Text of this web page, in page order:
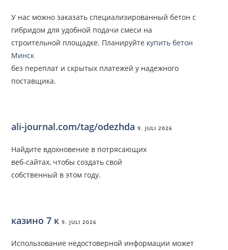
У нас можно заказать специализированный бетон с
гибридом для удобной подачи смеси на
строительной площадке. Планируйте купить бетон
Минск
без переплат и скрытых платежей у надежного
поставщика.
ali-journal.com/tag/odezhda 9. JULI 2026
Найдите вдохновение в потрясающих
веб-сайтах, чтобы создать свой
собственный в этом году.
казино 7 к 9. JULI 2026
Использование недостоверной информации может